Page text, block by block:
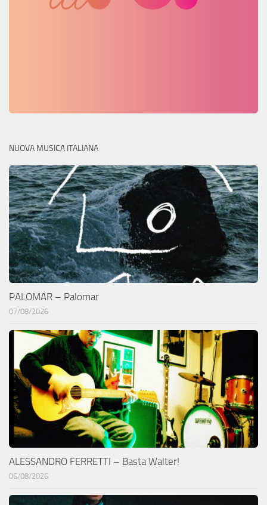
NUOVA MUSICA ITALIANA
PALOMAR – Palomar
07/08/2026
ALESSANDRO FERRETTI – Basta Walter!
06/08/2026